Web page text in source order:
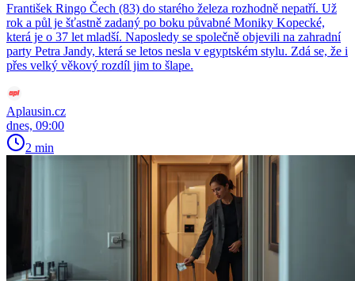
František Ringo Čech (83) do starého železa rozhodně nepatří. Už
rok a půl je šťastně zadaný po boku půvabné Moniky Kopecké,
která je o 37 let mladší. Naposledy se společně objevili na zahradní
party Petra Jandy, která se letos nesla v egyptském stylu. Zdá se, že i
přes velký věkový rozdíl jim to šlape.
Aplausin.cz
dnes, 09:00
2 min